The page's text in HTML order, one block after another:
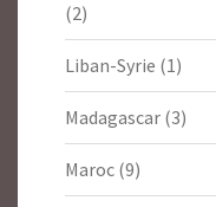
(2)
Liban-Syrie (1)
Madagascar (3)
Maroc (9)